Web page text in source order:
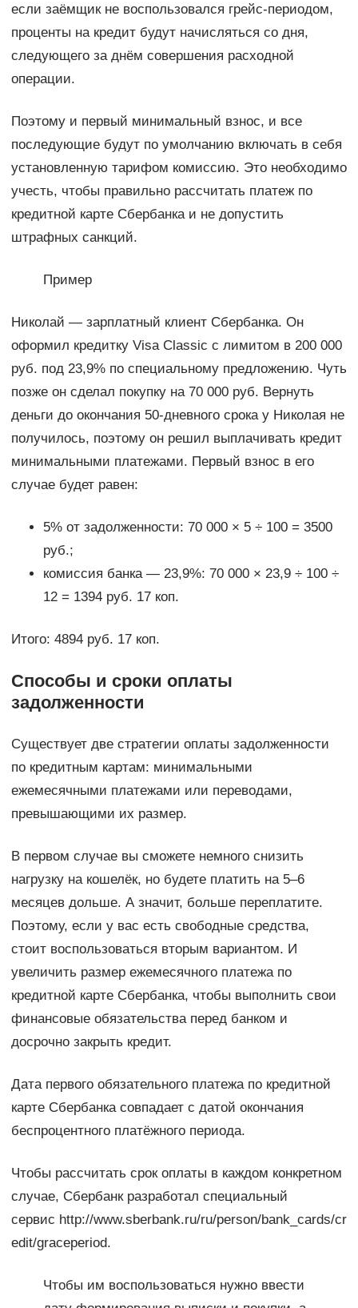
если заёмщик не воспользовался грейс-периодом,
проценты на кредит будут начисляться со дня,
следующего за днём совершения расходной
операции.
Поэтому и первый минимальный взнос, и все
последующие будут по умолчанию включать в себя
установленную тарифом комиссию. Это необходимо
учесть, чтобы правильно рассчитать платеж по
кредитной карте Сбербанка и не допустить
штрафных санкций.
Пример
Николай — зарплатный клиент Сбербанка. Он
оформил кредитку Visa Classic с лимитом в 200 000
руб. под 23,9% по специальному предложению. Чуть
позже он сделал покупку на 70 000 руб. Вернуть
деньги до окончания 50-дневного срока у Николая не
получилось, поэтому он решил выплачивать кредит
минимальными платежами. Первый взнос в его
случае будет равен:
5% от задолженности: 70 000 × 5 ÷ 100 = 3500
руб.;
комиссия банка — 23,9%: 70 000 × 23,9 ÷ 100 ÷
12 = 1394 руб. 17 коп.
Итого: 4894 руб. 17 коп.
Способы и сроки оплаты
задолженности
Существует две стратегии оплаты задолженности
по кредитным картам: минимальными
ежемесячными платежами или переводами,
превышающими их размер.
В первом случае вы сможете немного снизить
нагрузку на кошелёк, но будете платить на 5–6
месяцев дольше. А значит, больше переплатите.
Поэтому, если у вас есть свободные средства,
стоит воспользоваться вторым вариантом. И
увеличить размер ежемесячного платежа по
кредитной карте Сбербанка, чтобы выполнить свои
финансовые обязательства перед банком и
досрочно закрыть кредит.
Дата первого обязательного платежа по кредитной
карте Сбербанка совпадает с датой окончания
беспроцентного платёжного периода.
Чтобы рассчитать срок оплаты в каждом конкретном
случае, Сбербанк разработал специальный
сервис http://www.sberbank.ru/ru/person/bank_cards/cr
edit/graceperiod.
Чтобы им воспользоваться нужно ввести